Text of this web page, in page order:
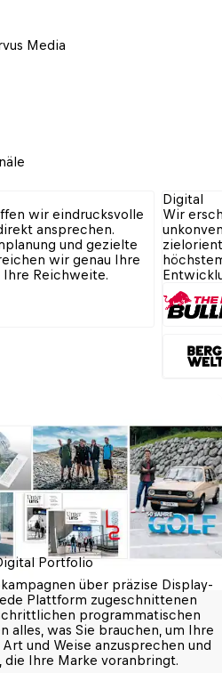
Media
wir eindrucksvolle
ansprechen.
und gezielte
wir genau Ihre
Reichweite.
Digital
Wir
Portfolio
über präzise Display-
Plattform zugeschnittenen
programmatischen
alles, was Sie brauchen, um Ihre
und Weise anzusprechen und
die Ihre Marke voranbringt.